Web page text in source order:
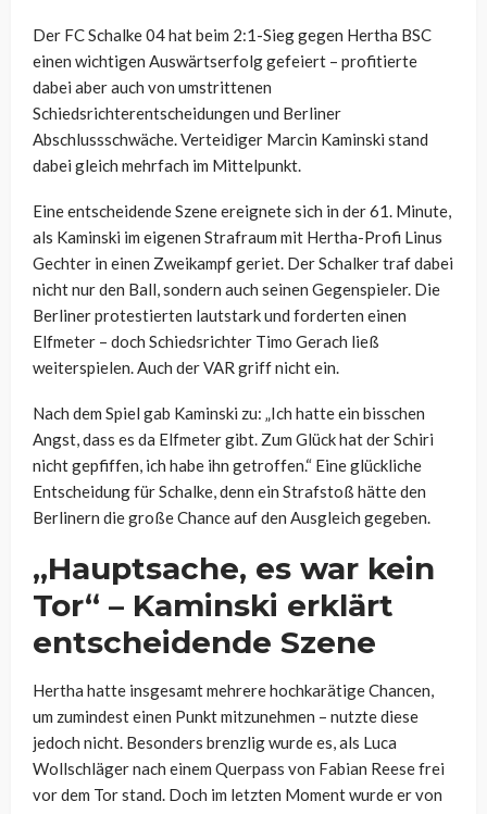
Der FC Schalke 04 hat beim 2:1-Sieg gegen Hertha BSC
einen wichtigen Auswärtserfolg gefeiert – profitierte
dabei aber auch von umstrittenen
Schiedsrichterentscheidungen und Berliner
Abschlussschwäche. Verteidiger Marcin Kaminski stand
dabei gleich mehrfach im Mittelpunkt.
Eine entscheidende Szene ereignete sich in der 61. Minute,
als Kaminski im eigenen Strafraum mit Hertha-Profi Linus
Gechter in einen Zweikampf geriet. Der Schalker traf dabei
nicht nur den Ball, sondern auch seinen Gegenspieler. Die
Berliner protestierten lautstark und forderten einen
Elfmeter – doch Schiedsrichter Timo Gerach ließ
weiterspielen. Auch der VAR griff nicht ein.
Nach dem Spiel gab Kaminski zu: „Ich hatte ein bisschen
Angst, dass es da Elfmeter gibt. Zum Glück hat der Schiri
nicht gepfiffen, ich habe ihn getroffen.“ Eine glückliche
Entscheidung für Schalke, denn ein Strafstoß hätte den
Berlinern die große Chance auf den Ausgleich gegeben.
„Hauptsache, es war kein
Tor“ – Kaminski erklärt
entscheidende Szene
Hertha hatte insgesamt mehrere hochkarätige Chancen,
um zumindest einen Punkt mitzunehmen – nutzte diese
jedoch nicht. Besonders brenzlig wurde es, als Luca
Wollschläger nach einem Querpass von Fabian Reese frei
vor dem Tor stand. Doch im letzten Moment wurde er von